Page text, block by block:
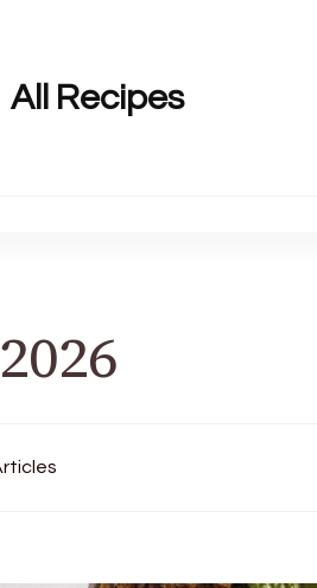
All Recipes